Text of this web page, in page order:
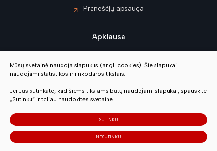
Pranešėjų apsauga
Apklausa
Kviečiame įvertinti Kėdainių Kultūros centro paslaugų kokybę
© 2023 Visos teisės saugomos
Slapukų parinktys
Duomenų apsauga
Mūsų svetainė naudoja slapukus (angl. cookies). Šie slapukai
naudojami statistikos ir rinkodaros tikslais.
Jei Jūs sutinkate, kad šiems tikslams būtų naudojami slapukai, spauskite
„Sutinku“ ir toliau naudokitės svetaine.
SUTINKU
NESUTINKU